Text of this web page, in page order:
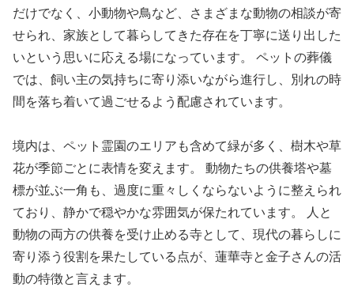
だけでなく、小動物や鳥など、さまざまな動物の相談が寄
せられ、家族として暮らしてきた存在を丁寧に送り出した
いという思いに応える場になっています。 ペットの葬儀
では、飼い主の気持ちに寄り添いながら進行し、別れの時
間を落ち着いて過ごせるよう配慮されています。
境内は、ペット霊園のエリアも含めて緑が多く、樹木や草
花が季節ごとに表情を変えます。 動物たちの供養塔や墓
標が並ぶ一角も、過度に重々しくならないように整えられ
ており、静かで穏やかな雰囲気が保たれています。 人と
動物の両方の供養を受け止める寺として、現代の暮らしに
寄り添う役割を果たしている点が、蓮華寺と金子さんの活
動の特徴と言えます。